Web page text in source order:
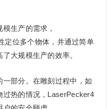
生产的需求，
定位多个物体，并通过简单
大规模生产的效率。
部分。在雕刻过程中，如
过热的情况，LaserPecker4